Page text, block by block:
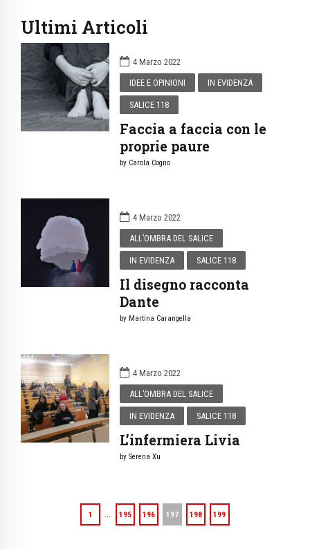
Ultimi Articoli
4 Marzo 2022
IDEE E OPINIONI
IN EVIDENZA
SALICE 118
Faccia a faccia con le
proprie paure
by Carola Cogno
4 Marzo 2022
ALL’OMBRA DEL SALICE
IN EVIDENZA SALICE 118
Il disegno racconta
Dante
by Martina Carangella
4 Marzo 2022
ALL’OMBRA DEL SALICE
IN EVIDENZA SALICE 118
L’infermiera Livia
by Serena Xu
1 … 195 196 197 198 199